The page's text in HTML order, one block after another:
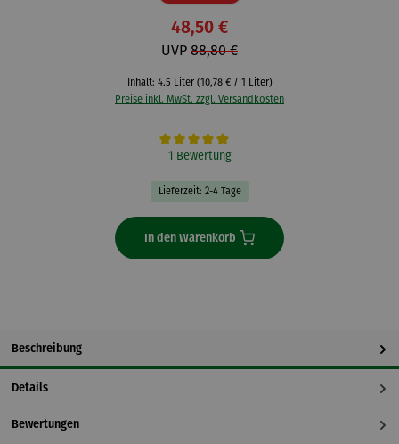
48,50 €
UVP 88,80 €
Inhalt: 4.5 Liter (10,78 € / 1 Liter)
Preise inkl. MwSt. zzgl. Versandkosten
Durchschnittliche Bewertung von 5 von 5 Sternen
1 Bewertung
Lieferzeit: 2-4 Tage
In den Warenkorb
Beschreibung
Details
Bewertungen